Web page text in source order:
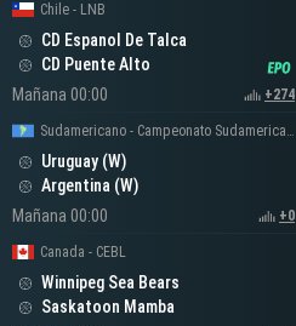
Chile - LNB
CD Espanol De Talca
CD Puente Alto
Mañana 00:00
+274
Sudamericano - Campeonato Sudamericano Femenino
Uruguay (W)
Argentina (W)
Mañana 00:00
+0
Canada - CEBL
Winnipeg Sea Bears
Saskatoon Mamba